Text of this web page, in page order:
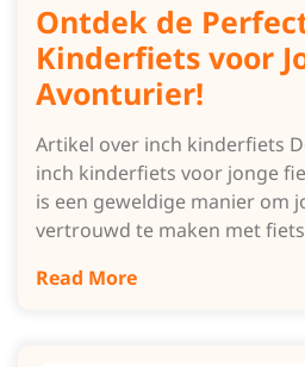
Ontdek de
Kinderfiets voor
Avonturier!
Artikel over inch kinderfiets
inch kinderfiets voor jonge
is een geweldige manier om
vertrouwd te maken met
Read More